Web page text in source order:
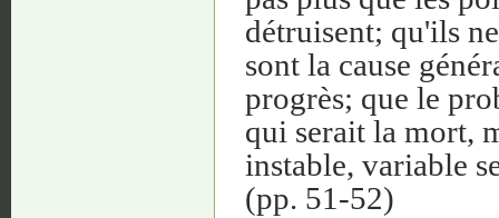
détruisent; qu'ils
sont la cause
progrès; que le
qui serait la mort,
instable, variable
(pp. 51-52)